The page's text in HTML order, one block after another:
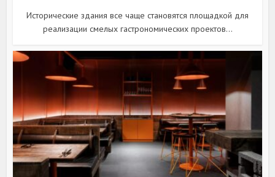
Исторические здания все чаще становятся площадкой для
реализации смелых гастрономических проектов...